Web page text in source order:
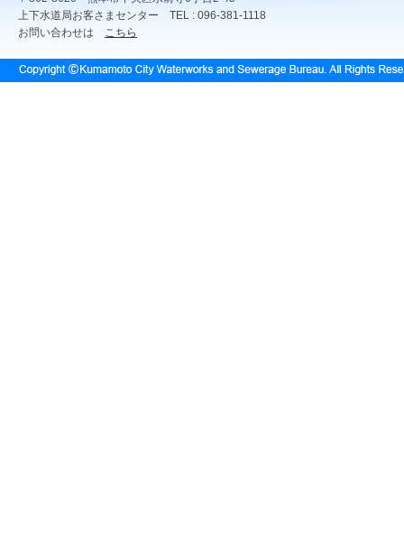
上下水道局お客さまセンター TEL : 096-381-1118
お問い合わせは こちら